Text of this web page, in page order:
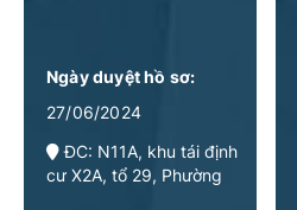
Ngày duyệt hồ sơ:
27/06/2024
ĐC: N11A, khu tái định
cư X2A, tổ 29, Phường